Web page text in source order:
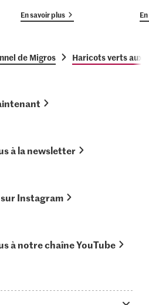
En savoir plus
de Migros Haricots verts aux
à la newsletter
Instagram
à notre chaîne YouTube